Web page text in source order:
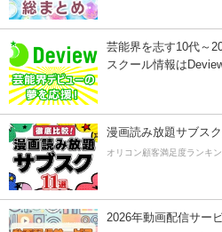
芸能界を志す10代～
スクール情報は
漫画読み放題サブス
オリコン顧客満足度ランキ
2026年動画配信サー